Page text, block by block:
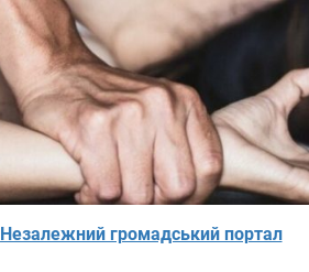
Незалежний громадський портал